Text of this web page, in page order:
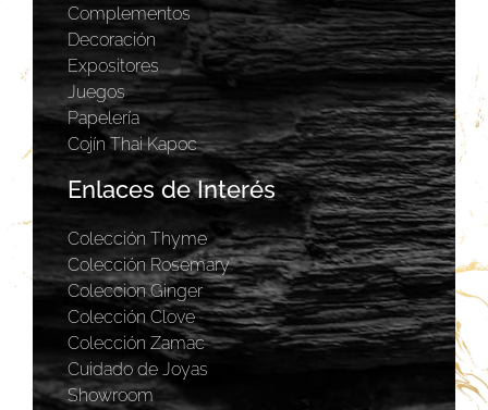
Complementos
Decoración
Expositores
Juegos
Papelería
Cojín Thai Kapoc
Enlaces de Interés
Colección Thyme
Colección Rosemary
Coleccion Ginger
Colección Clove
Colección Zamac
Cuidado de Joyas
Showroom